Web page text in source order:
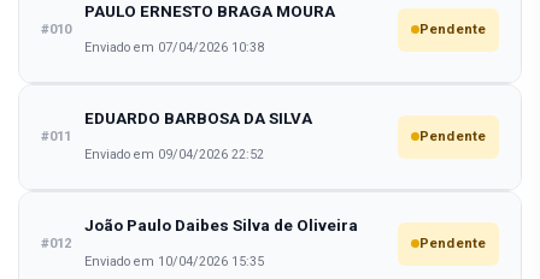
#010
PAULO ERNESTO BRAGA MOURA
Enviado em 07/04/2026 10:38
Pendente
#011
EDUARDO BARBOSA DA SILVA
Enviado em 09/04/2026 22:52
Pendente
#012
João Paulo Daibes Silva de Oliveira
Enviado em 10/04/2026 15:35
Pendente